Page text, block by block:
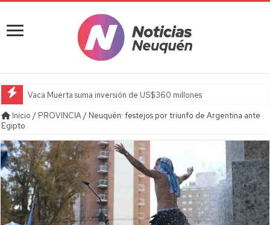
Vaca Muerta suma inversión de US$360 millones
Inicio / PROVINCIA/ Neuquén: festejos por triunfo de Argentina ante
Egipto